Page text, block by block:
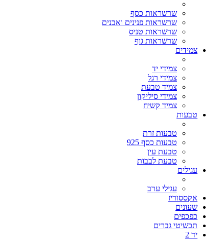
שרשראות כסף
שרשראות פנינים ואבנים
שרשראות טניס
שרשראות גוף
צמידים
צמידי יד
צמידי רגל
צמיד טבעת
צמידי סיליקון
צמיד קשיח
טבעות
טבעות זרת
טבעות כסף 925
טבעת עין
טבעת לבבות
עגילים
עגילי ערב
אקססוריז
שעונים
כפכפים
תכשיטי גברים
יד 2